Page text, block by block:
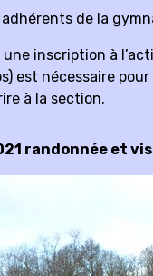
adhérents de la
inscription à
est nécessaire
à la section.
randonnée et